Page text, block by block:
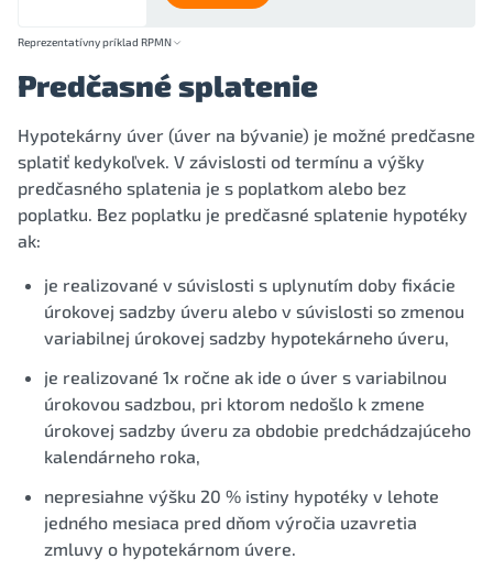
Reprezentatívny príklad RPMN
Predčasné splatenie
Hypotekárny úver (úver na bývanie) je možné predčasne
splatiť kedykoľvek. V závislosti od termínu a výšky
predčasného splatenia je s poplatkom alebo bez
poplatku. Bez poplatku je predčasné splatenie hypotéky
ak:
je realizované v súvislosti s uplynutím doby fixácie
úrokovej sadzby úveru alebo v súvislosti so zmenou
variabilnej úrokovej sadzby hypotekárneho úveru,
je realizované 1x ročne ak ide o úver s variabilnou
úrokovou sadzbou, pri ktorom nedošlo k zmene
úrokovej sadzby úveru za obdobie predchádzajúceho
kalendárneho roka,
nepresiahne výšku 20 % istiny hypotéky v lehote
jedného mesiaca pred dňom výročia uzavretia
zmluvy o hypotekárnom úvere.